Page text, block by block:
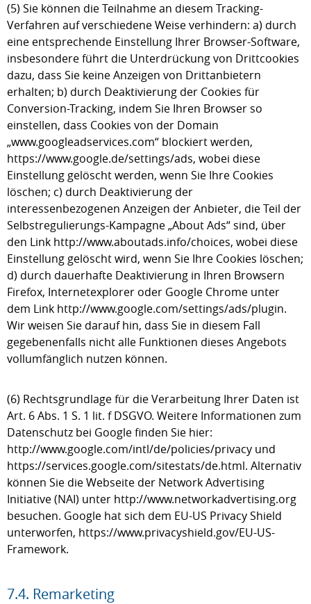
(5) Sie können die Teilnahme an diesem Tracking-
Verfahren auf verschiedene Weise verhindern: a) durch
eine entsprechende Einstellung Ihrer Browser-Software,
insbesondere führt die Unterdrückung von Drittcookies
dazu, dass Sie keine Anzeigen von Drittanbietern
erhalten; b) durch Deaktivierung der Cookies für
Conversion-Tracking, indem Sie Ihren Browser so
einstellen, dass Cookies von der Domain
„www.googleadservices.com“ blockiert werden,
https://www.google.de/settings/ads, wobei diese
Einstellung gelöscht werden, wenn Sie Ihre Cookies
löschen; c) durch Deaktivierung der
interessenbezogenen Anzeigen der Anbieter, die Teil der
Selbstregulierungs-Kampagne „About Ads“ sind, über
den Link http://www.aboutads.info/choices, wobei diese
Einstellung gelöscht wird, wenn Sie Ihre Cookies löschen;
d) durch dauerhafte Deaktivierung in Ihren Browsern
Firefox, Internetexplorer oder Google Chrome unter
dem Link http://www.google.com/settings/ads/plugin.
Wir weisen Sie darauf hin, dass Sie in diesem Fall
gegebenenfalls nicht alle Funktionen dieses Angebots
vollumfänglich nutzen können.
(6) Rechtsgrundlage für die Verarbeitung Ihrer Daten ist
Art. 6 Abs. 1 S. 1 lit. f DSGVO. Weitere Informationen zum
Datenschutz bei Google finden Sie hier:
http://www.google.com/intl/de/policies/privacy und
https://services.google.com/sitestats/de.html. Alternativ
können Sie die Webseite der Network Advertising
Initiative (NAI) unter http://www.networkadvertising.org
besuchen. Google hat sich dem EU-US Privacy Shield
unterworfen, https://www.privacyshield.gov/EU-US-
Framework.
7.4. Remarketing